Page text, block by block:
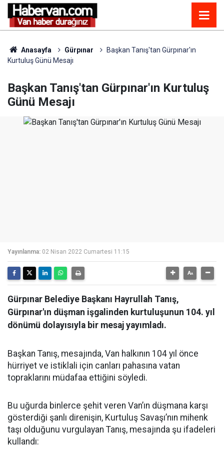
Anasayfa Gürpınar
Başkan Tanış'tan Gürpınar'ın
Kurtuluş Günü Mesajı
Başkan Tanış'tan Gürpınar'ın Kurtuluş
Günü Mesajı
Yayınlanma: 02 Nisan 2022 Cumartesi 11:15
Gürpınar Belediye Başkanı Hayrullah Tanış,
Gürpınar'ın düşman işgalinden kurtuluşunun 104. yıl
dönümü dolayısıyla bir mesaj yayımladı.
Başkan Tanış, mesajında, Van halkının 104 yıl önce
hürriyet ve istiklali için canları pahasına vatan
topraklarını müdafaa ettiğini söyledi.
Bu uğurda binlerce şehit veren Van’ın düşmana karşı
gösterdiği şanlı direnişin, Kurtuluş Savaşı’nın mihenk
taşı olduğunu vurgulayan Tanış, mesajında şu ifadeleri
kullandı: